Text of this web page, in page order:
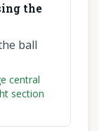
the
ball
central
section